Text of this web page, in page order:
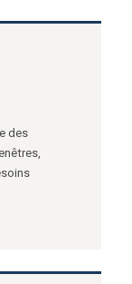
des